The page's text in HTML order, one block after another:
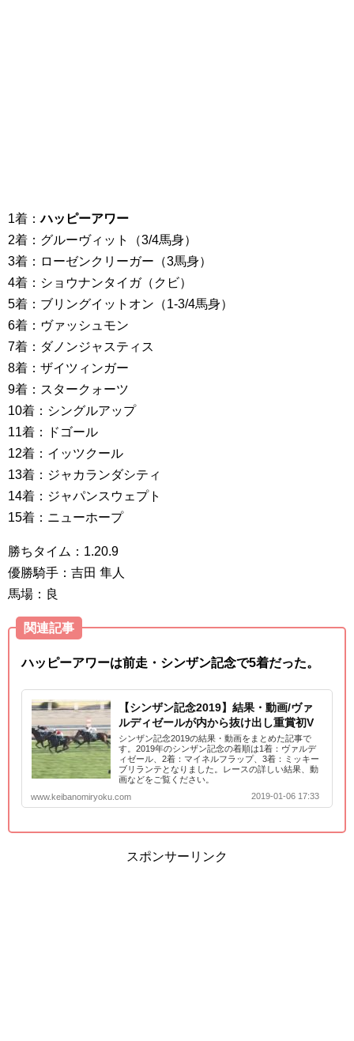
1着：ハッピーアワー
2着：グルーヴィット（3/4馬身）
3着：ローゼンクリーガー（3馬身）
4着：ショウナンタイガ（クビ）
5着：ブリングイットオン（1-3/4馬身）
6着：ヴァッシュモン
7着：ダノンジャスティス
8着：ザイツィンガー
9着：スタークォーツ
10着：シングルアップ
11着：ドゴール
12着：イッツクール
13着：ジャカランダシティ
14着：ジャパンスウェプト
15着：ニューホープ
勝ちタイム：1.20.9
優勝騎手：吉田 隼人
馬場：良
関連記事
ハッピーアワーは前走・シンザン記念で5着だった。
【シンザン記念2019】結果・動画/ヴァ
ルディゼールが内から抜け出し重賞初V
シンザン記念2019の結果・動画をまとめた記事で
す。2019年のシンザン記念の着順は1着：ヴァルデ
ィゼール、2着：マイネルフラップ、3着：ミッキー
ブリランテとなりました。レースの詳しい結果、動
画などをご覧ください。
www.keibanomiryoku.com
2019-01-06 17:33
スポンサーリンク